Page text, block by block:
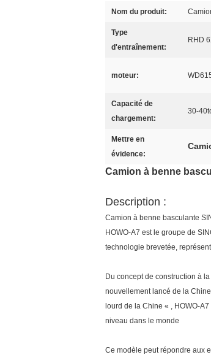
Nom du produit:
Type
d'entraînement:
RHD
moteur:
Capacité de
chargement:
30-
Mettre en
évidence:
Camion à benne
Description :
Camion à benne basculante
HOWO-A7 est le groupe de
technologie brevetée,
Du concept de construction à
nouvellement lancé de la
lourd de la Chine « , HOWO-
niveau dans le monde
Ce modèle peut répondre aux